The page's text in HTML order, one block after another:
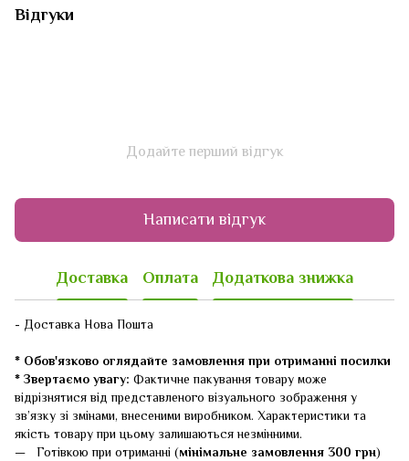
Відгуки
Додайте перший відгук
Написати відгук
Доставка Оплата Додаткова знижка
- Доставка Нова Пошта
* Обов'язково оглядайте замовлення при отриманні посилки
* Звертаємо увагу: Фактичне пакування товару може
відрізнятися від представленого візуального зображення у
зв’язку зі змінами, внесеними виробником. Характеристики та
якість товару при цьому залишаються незмінними.
Готівкою при отриманні (мінімальне замовлення 300 грн)